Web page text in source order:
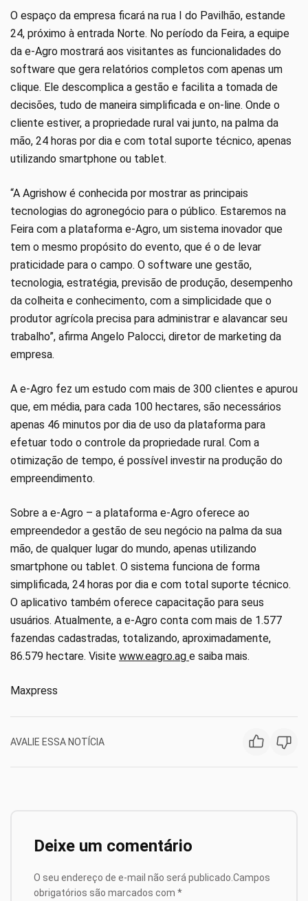
O espaço da empresa ficará na rua I do Pavilhão, estande
24, próximo à entrada Norte. No período da Feira, a equipe
da e-Agro mostrará aos visitantes as funcionalidades do
software que gera relatórios completos com apenas um
clique. Ele descomplica a gestão e facilita a tomada de
decisões, tudo de maneira simplificada e on-line. Onde o
cliente estiver, a propriedade rural vai junto, na palma da
mão, 24 horas por dia e com total suporte técnico, apenas
utilizando smartphone ou tablet.
“A Agrishow é conhecida por mostrar as principais
tecnologias do agronegócio para o público. Estaremos na
Feira com a plataforma e-Agro, um sistema inovador que
tem o mesmo propósito do evento, que é o de levar
praticidade para o campo. O software une gestão,
tecnologia, estratégia, previsão de produção, desempenho
da colheita e conhecimento, com a simplicidade que o
produtor agrícola precisa para administrar e alavancar seu
trabalho”, afirma Angelo Palocci, diretor de marketing da
empresa.
A e-Agro fez um estudo com mais de 300 clientes e apurou
que, em média, para cada 100 hectares, são necessários
apenas 46 minutos por dia de uso da plataforma para
efetuar todo o controle da propriedade rural. Com a
otimização de tempo, é possível investir na produção do
empreendimento.
Sobre a e-Agro – a plataforma e-Agro oferece ao
empreendedor a gestão de seu negócio na palma da sua
mão, de qualquer lugar do mundo, apenas utilizando
smartphone ou tablet. O sistema funciona de forma
simplificada, 24 horas por dia e com total suporte técnico.
O aplicativo também oferece capacitação para seus
usuários. Atualmente, a e-Agro conta com mais de 1.577
fazendas cadastradas, totalizando, aproximadamente,
86.579 hectare. Visite www.eagro.ag e saiba mais.
Maxpress
AVALIE ESSA NOTÍCIA
Deixe um comentário
O seu endereço de e-mail não será publicado.Campos
obrigatórios são marcados com *